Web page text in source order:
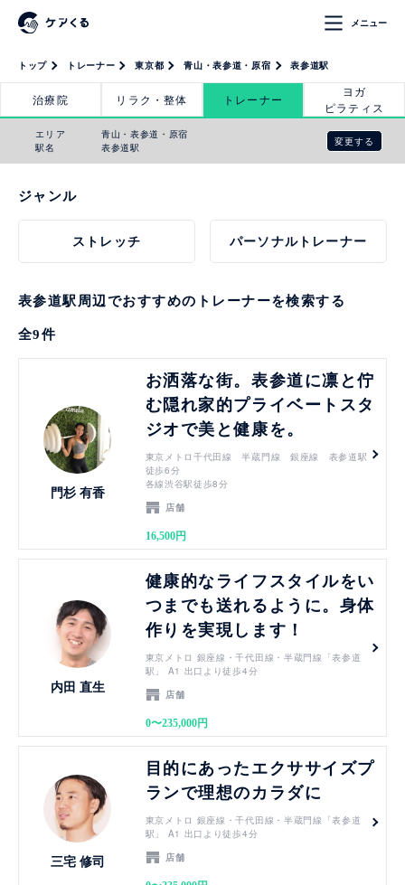
メニュー
トップ トレーナー 東京都 青山・表参道・原宿 表参道駅
治療院 リラク・整体 トレーナー
ヨガ
ピラティス
エリア
駅名
青山・表参道・原宿
表参道駅
変更する
ジャンル
ストレッチ パーソナルトレーナー
表参道駅周辺でおすすめのトレーナーを検索する
全9件
門杉 有香
お洒落な街。表参道に凛と佇
む隠れ家的プライベートスタ
ジオで美と健康を。
東京メトロ千代田線 半蔵門線 銀座線 表参道駅
徒歩6分
各線渋谷駅徒歩8分
店舗
16,500円
内田 直生
健康的なライフスタイルをい
つまでも送れるように。身体
作りを実現します！
東京メトロ 銀座線・千代田線・半蔵門線「表参道
駅」 A1 出口より徒歩4分
店舗
0〜235,000円
三宅 修司
目的にあったエクササイズプ
ランで理想のカラダに
東京メトロ 銀座線・千代田線・半蔵門線「表参道
駅」 A1 出口より徒歩4分
店舗